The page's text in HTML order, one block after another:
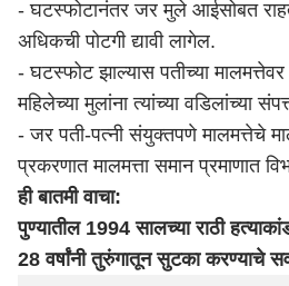
- घटस्फोटानंतर जर मुले आईसोबत
अधिकची पोटगी द्यावी लागेल.
- घटस्फोट झाल्यास पतीच्या
महिलेच्या मुलांना त्यांच्या वडिलांच्या
- जर पती-पत्नी संयुक्तपणे मालमत्तेचे
प्रकरणात मालमत्ता समान प्रमाणात
ही बातमी वाचा:
पुण्यातील 1994 सालच्या राठी
28 वर्षांनी तुरुंगातून सुटका करण्याचे